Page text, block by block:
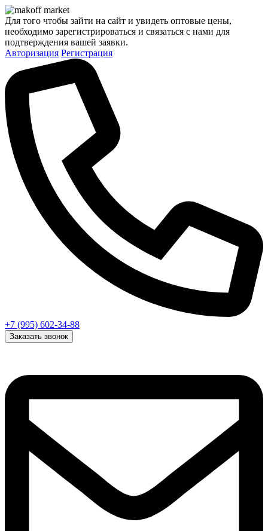
Для того чтобы зайти на сайт и увидеть оптовые цены,
необходимо зарегистрироваться и связаться с нами для
подтверждения вашей заявки.
Авторизация Регистрация
+7 (995) 602-34-88
Заказать звонок